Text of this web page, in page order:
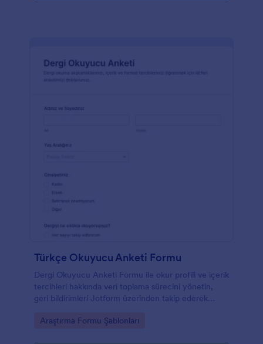
Türkçe Okuyucu Anketi Formu
Dergi Okuyucu Anketi Formu ile okur profili ve içerik
tercihleri hakkında veri toplama sürecini yönetin,
geri bildirimleri Jotform üzerinden takip ederek
Go to Category:
Araştırma Formu Şablonları